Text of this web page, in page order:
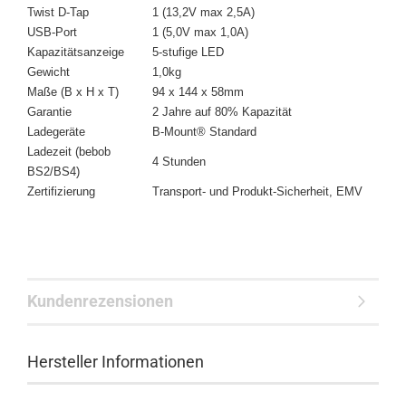
Twist D-Tap
1 (13,2V max 2,5A)
USB-Port
1 (5,0V max 1,0A)
Kapazitätsanzeige
5-stufige LED
Gewicht
1,0kg
Maße (B x H x T)
94 x 144 x 58mm
Garantie
2 Jahre auf 80% Kapazität
Ladegeräte
B-Mount® Standard
Ladezeit (bebob
BS2/BS4)
4 Stunden
Zertifizierung Transport- und Produkt-Sicherheit, EMV
Kundenrezensionen
Hersteller Informationen